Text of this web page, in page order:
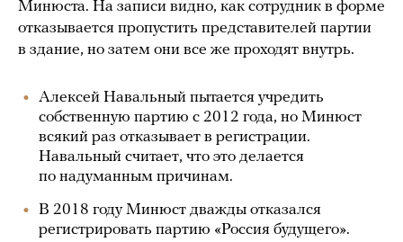
Минюста. На записи видно, как сотрудник в форме
отказывается пропустить представителей партии
в здание, но затем они все же проходят внутрь.
Алексей Навальный пытается учредить
собственную партию с 2012 года, но Минюст
всякий раз отказывает в регистрации.
Навальный считает, что это делается
по надуманным причинам.
В 2018 году Минюст дважды отказался
регистрировать партию «Россия будущего».